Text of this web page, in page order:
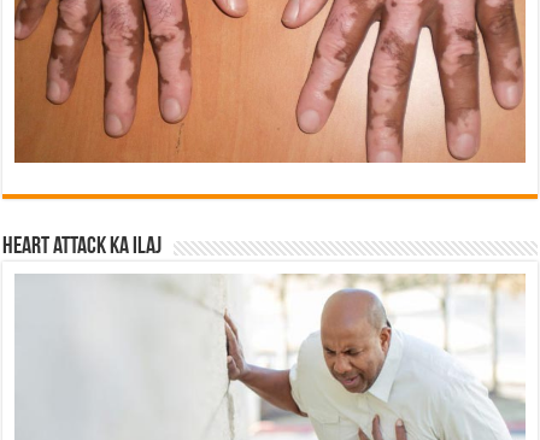
Heart attack ka ilaj